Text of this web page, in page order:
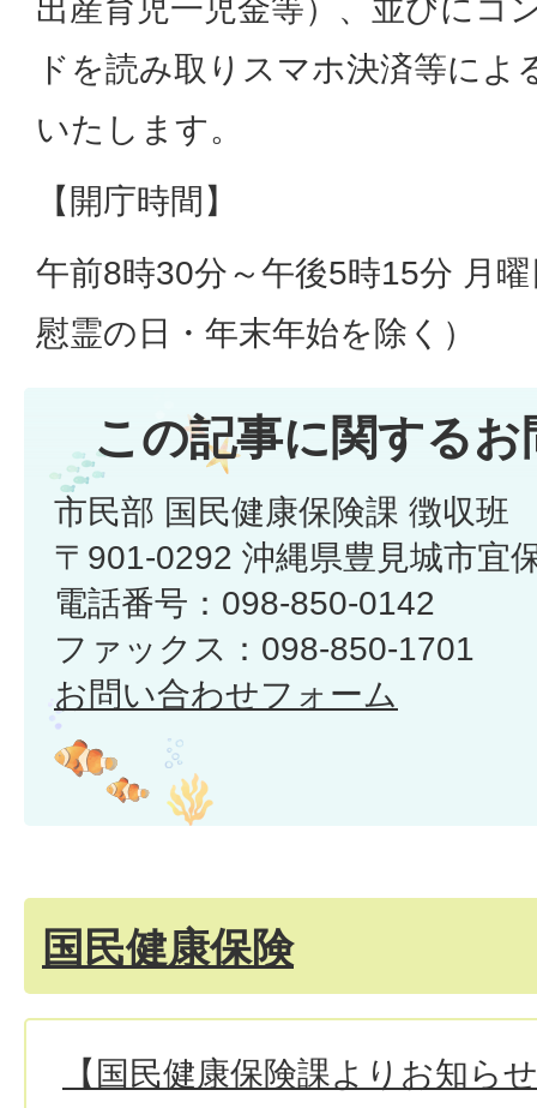
出産育児一児金等）、並びにコ
ドを読み取りスマホ決済等によ
いたします。
【開庁時間】
午前8時30分～午後5時15分 月
慰霊の日・年末年始を除く）
この記事に関する
市民部 国民健康保険課 徴収班
〒901-0292 沖縄県豊見城市宜
電話番号：098-850-0142
ファックス：098-850-1701
お問い合わせフォーム
国民健康保険
【国民健康保険課よりお知ら